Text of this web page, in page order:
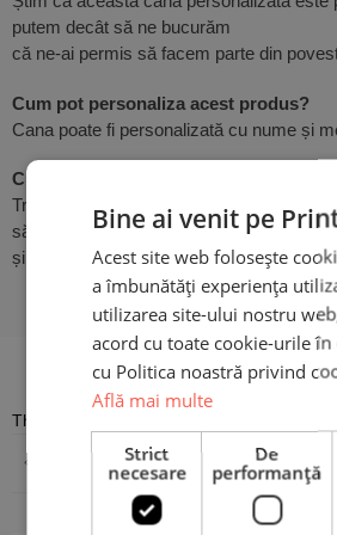
putem decât să ne bucurăm
că ne-ai permis să facem parte din
Cum pot personaliza acest produs?
Cana poate fi personalizată cu nume și
Cum procedez?
Trebuie doar să utilizezi butonul
să scrii mesajul dorit
și cele două nume pentru un plus de
Recenzii
There are no reviews yet
Adaugă o recenzie
Bine ai venit pe
Acest site web folosește
a îmbunătăți experiența
utilizarea site-ului nostru
acord cu toate cookie-urile
cu Politica noastră privind
Află mai multe
Strict
necesare
De
performanță